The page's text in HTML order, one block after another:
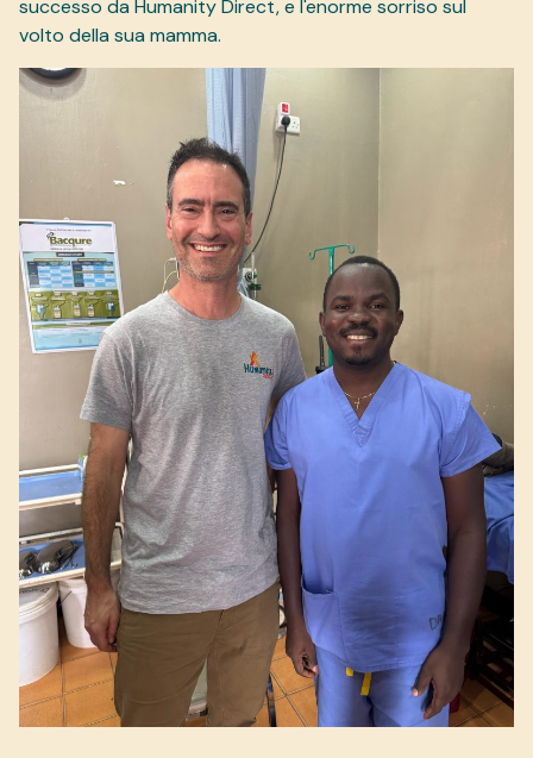
successo da Humanity Direct, e l'enorme sorriso sul
volto della sua mamma.